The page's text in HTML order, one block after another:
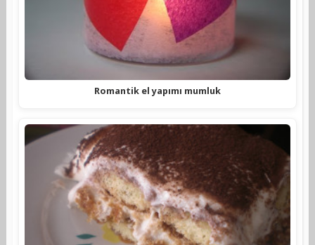
Romantik el yapımı mumluk